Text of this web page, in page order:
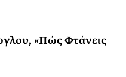
«Πώς Φτάνεις